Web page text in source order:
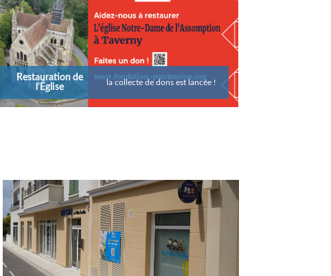
EN AVANT LA MUSIQUE !
CULTURE, ÉVÉNEMENT
Les "Dimanche au kiosque" reprennent du service pour une saison 2026
avec des concerts gratuits tous les dimanches au parc Henri-Leyma. Du 19
rendez-vous musicaux en plein air promettent des après-midis festifs et
Restauration de
l'Église
la collecte de dons est lancée !